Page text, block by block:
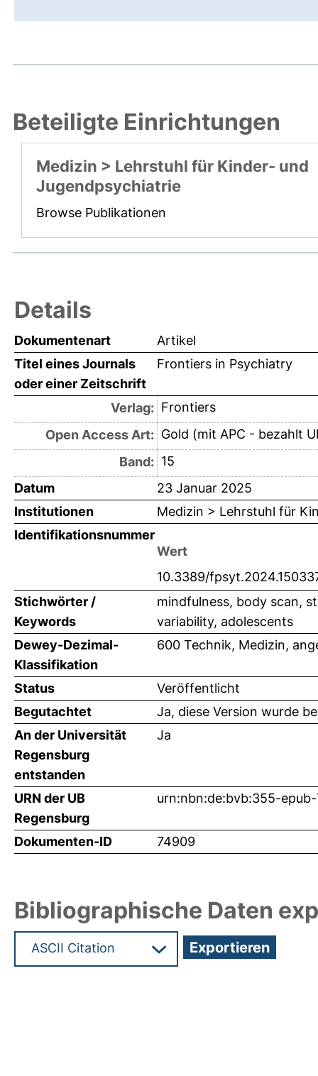
Beteiligte Einrichtungen
Medizin > Lehrstuhl für Kinder- und
Jugendpsychiatrie
Browse Publikationen
Details
Dokumentenart
Artikel
Titel eines Journals
oder einer Zeitschrift
Frontiers in Psychiatry
Verlag: Frontiers
Open Access Art: Gold (mit APC - bezahlt
Band: 15
Datum
23 Januar 2025
Institutionen
Medizin > Lehrstuhl für
Identifikationsnummer
Wert
10.3389/
Stichwörter /
Keywords
mindfulness, body scan,
variability, adolescents
Dewey-Dezimal-
Klassifikation
600 Technik, Medizin,
Status
Veröffentlicht
Begutachtet
Ja, diese Version wurde
An der Universität
Regensburg
entstanden
Ja
URN der UB
Regensburg
urn:nbn:de:bvb:355-
Dokumenten-ID 74909
Bibliographische Daten